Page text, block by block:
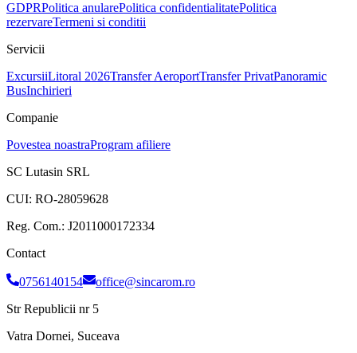
GDPRPolitica anularePolitica confidentialitatePolitica
rezervareTermeni si conditii
Servicii
ExcursiiLitoral 2026Transfer AeroportTransfer PrivatPanoramic
BusInchirieri
Companie
Povestea noastraProgram afiliere
SC Lutasin SRL
CUI: RO-28059628
Reg. Com.: J2011000172334
Contact
0756140154
office@sincarom.ro
Str Republicii nr 5
Vatra Dornei, Suceava